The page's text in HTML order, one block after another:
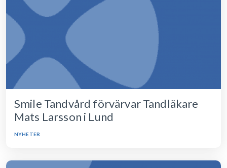
Smile Tandvård förvärvar Tandläkare
Mats Larsson i Lund
NYHETER